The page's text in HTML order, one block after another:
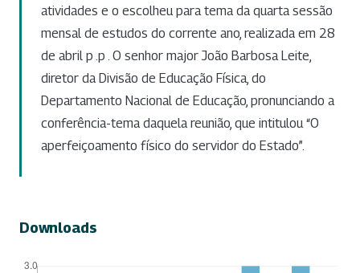
atividades e o escolheu para tema da quarta sessão
mensal de estudos do corrente ano, realizada em 28
de abril p .p . O senhor major João Barbosa Leite,
diretor da Divisão de Educação Física, do
Departamento Nacional de Educação, pronunciando a
conferência-tema daquela reunião, que intitulou “O
aperfeiçoamento físico do servidor do Estado”.
Downloads